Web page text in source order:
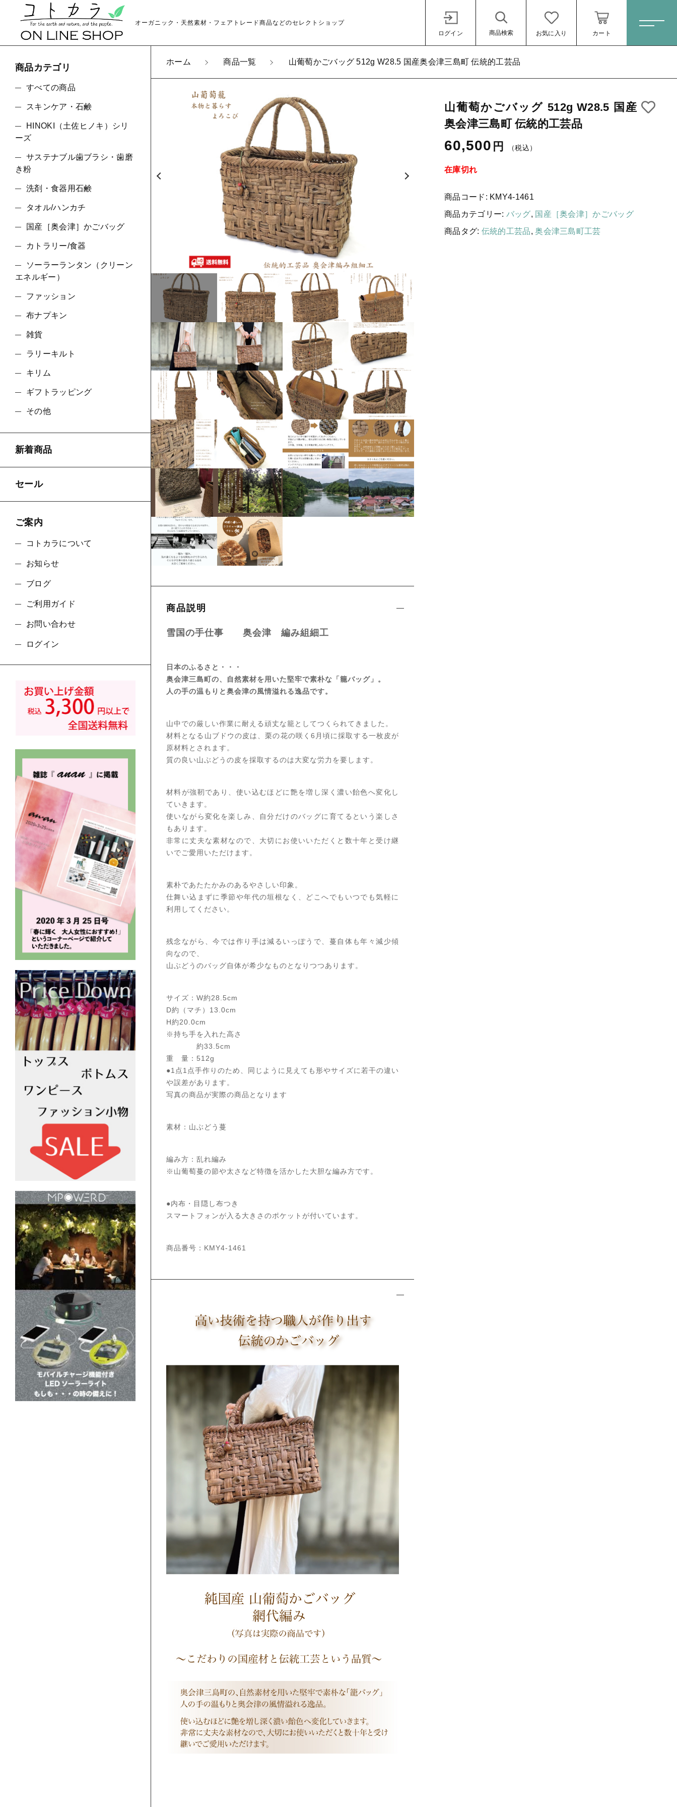
オーガニック・天然素材・フェアトレード商品などのセレクトショップ
ログイン
商品検索 お気に入り カート
ホーム 商品一覧 山葡萄かごバッグ 512g W28.5 国産奥会津三島町 伝統的工芸品
商品説明
雪国の手仕事 奥会津 編み組細工
日本のふるさと・・・
奥会津三島町の、自然素材を用いた堅牢で素朴な「籠バッグ」。
人の手の温もりと奥会津の風情溢れる逸品です。
山中での厳しい作業に耐える頑丈な籠としてつくられてきました。
材料となる山ブドウの皮は、栗の花の咲く6月頃に採取する一枚皮が
原材料とされます。
質の良い山ぶどうの皮を採取するのは大変な労力を要します。
材料が強靭であり、使い込むほどに艶を増し深く濃い飴色へ変化し
ていきます。
使いながら変化を楽しみ、自分だけのバッグに育てるという楽しさ
もあります。
非常に丈夫な素材なので、大切にお使いいただくと数十年と受け継
いでご愛用いただけます。
素朴であたたかみのあるやさしい印象。
仕舞い込まずに季節や年代の垣根なく、どこへでもいつでも気軽に
利用してください。
残念ながら、今では作り手は減るいっぽうで、蔓自体も年々減少傾
向なので、
山ぶどうのバッグ自体が希少なものとなりつつあります。
サイズ：W約28.5cm
D約（マチ）13.0cm
H約20.0cm
※持ち手を入れた高さ
約33.5cm
重 量：512g
●1点1点手作りのため、同じように見えても形やサイズに若干の違い
や誤差があります。
写真の商品が実際の商品となります
素材：山ぶどう蔓
編み方：乱れ編み
※山葡萄蔓の節や太さなど特徴を活かした大胆な編み方です。
●内布・目隠し布つき
スマートフォンが入る大きさのポケットが付いています。
商品番号：KMY4-1461
山葡萄かごバッグ 512g W28.5 国産
奥会津三島町 伝統的工芸品
60,500 円 （税込）
在庫切れ
商品コード: KMY4-1461
商品カテゴリー: バッグ, 国産［奥会津］かごバッグ
商品タグ: 伝統的工芸品,奥会津三島町工芸
商品カテゴリ
すべての商品
スキンケア・石鹸
HINOKI（土佐ヒノキ）シリ
ーズ
サステナブル歯ブラシ・歯磨
き粉
洗剤・食器用石鹸
タオル/ハンカチ
国産［奥会津］かごバッグ
カトラリー/食器
ソーラーランタン（クリーン
エネルギー）
ファッション
布ナプキン
雑貨
ラリーキルト
キリム
ギフトラッピング
その他
新着商品
セール
ご案内
コトカラについて
お知らせ
ブログ
ご利用ガイド
お問い合わせ
ログイン
山葡萄かごバッグ 512g W28.5 国産奥会津三島町 伝統的工芸品
ショッピングを続ける カートを確認する
ホーム
すべての商品
スキンケア・石鹸
HINOKI（土佐ヒノキ）シリーズ
タオル/ハンカチ
国産［奥会津］かごバッグ
親カテゴリ
その他
並び順